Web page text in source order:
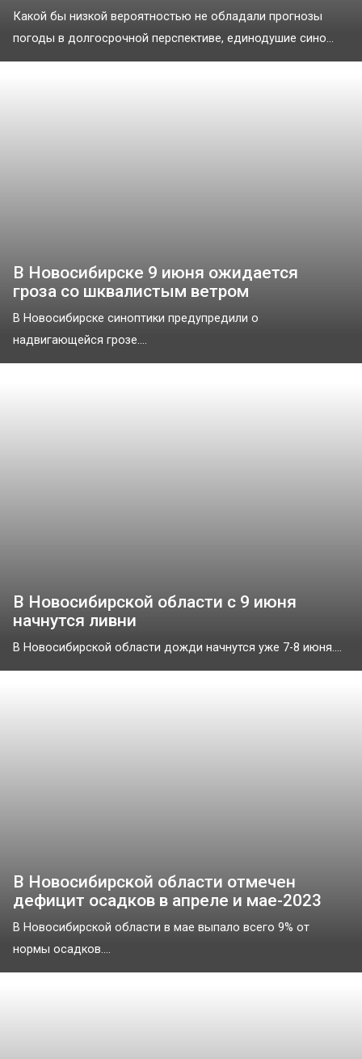
Какой бы низкой вероятностью не обладали прогнозы
погоды в долгосрочной перспективе, единодушие сино...
В Новосибирске 9 июня ожидается
гроза со шквалистым ветром
В Новосибирске синоптики предупредили о
надвигающейся грозе....
В Новосибирской области с 9 июня
начнутся ливни
В Новосибирской области дожди начнутся уже 7-8 июня....
В Новосибирской области отмечен
дефицит осадков в апреле и мае-2023
В Новосибирской области в мае выпало всего 9% от
нормы осадков....